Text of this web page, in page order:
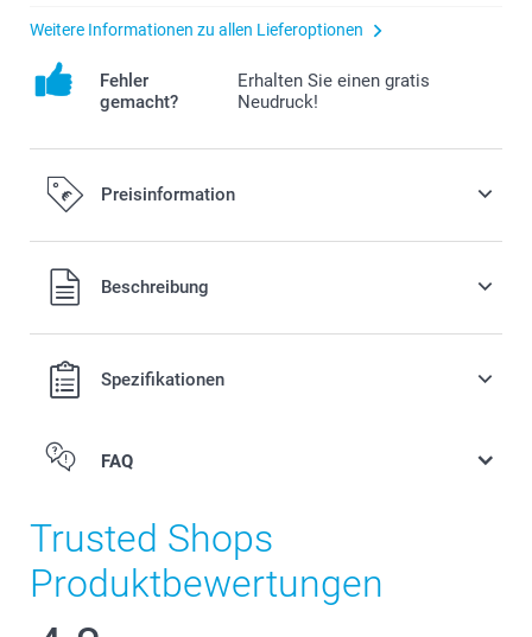
Weitere Informationen zu allen Lieferoptionen
Fehler
gemacht?
Erhalten Sie einen gratis
Neudruck!
Preisinformation
Alle Preise verstehen sich in EURO (€) inkl. MwSt. und zzgl.
Versandkosten.Beschreibung
Spezifikationen
FAQ
Trusted Shops
Produktbewertungen